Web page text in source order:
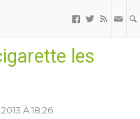
  
les
À 18:26